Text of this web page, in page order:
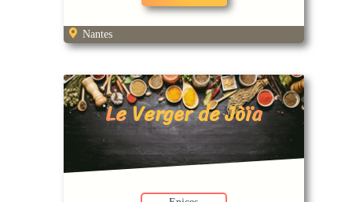
Nantes
Le Verger de Jòïa